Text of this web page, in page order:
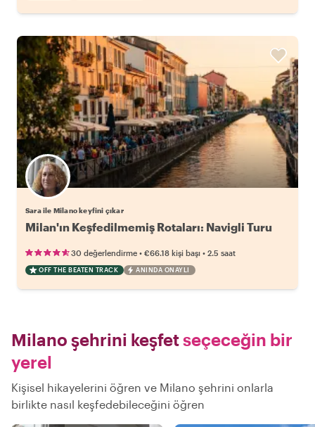
Sara ile Milano keyfini çıkar
Milan'ın Keşfedilmemiş Rotaları: Navigli Turu
30 değerlendirme • €66.18 kişi başı • 2.5 saat
OFF THE BEATEN TRACK ANINDA ONAYLI
Milano şehrini keşfetseçeceğin bir
yerel
Kişisel hikayelerini öğren ve Milano şehrini onlarla
birlikte nasıl keşfedebileceğini öğren